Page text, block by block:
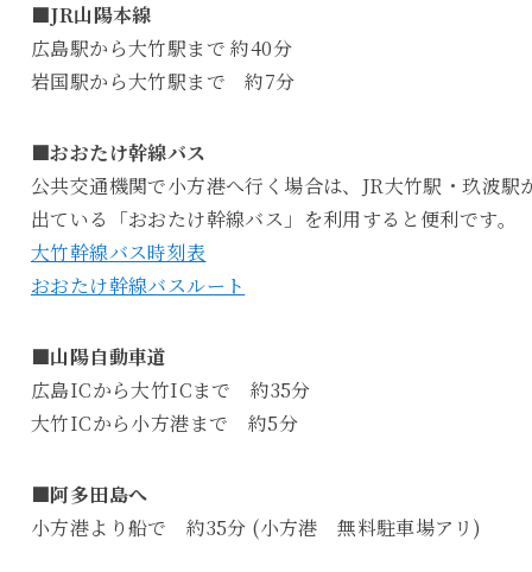
■JR山陽本線
広島駅から大竹駅まで 約40分
岩国駅から大竹駅まで 約7分
■おおたけ幹線バス
公共交通機関で小方港へ行く場合は、JR大竹駅・玖波駅
出ている「おおたけ幹線バス」を利用すると便利です。
大竹幹線バス時刻表
おおたけ幹線バスルート
■山陽自動車道
広島ICから大竹ICまで 約35分
大竹ICから小方港まで 約5分
■阿多田島へ
小方港より船で 約35分 (小方港 無料駐車場アリ)